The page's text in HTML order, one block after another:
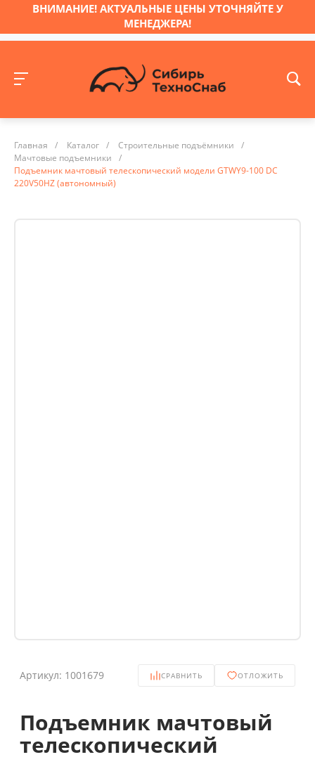
ВНИМАНИЕ! АКТУАЛЬНЫЕ ЦЕНЫ УТОЧНЯЙТЕ У
МЕНЕДЖЕРА!
Главная / Каталог / Строительные подъёмники
/
Мачтовые подъемники
/
Подъемник мачтовый телескопический модели GTWY9-100 DC
220V50HZ (автономный)
Артикул: 1001679 СРАВНИТЬ ОТЛОЖИТЬ
Подъемник мачтовый
телескопический